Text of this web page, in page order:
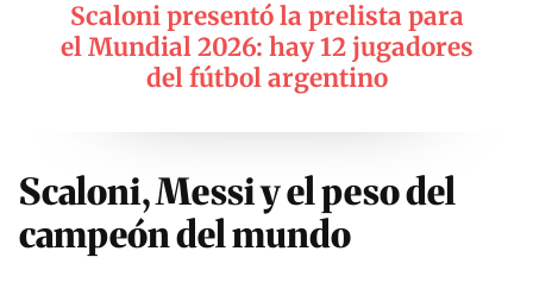
Scaloni presentó la prelista para
el Mundial 2026: hay 12 jugadores
del fútbol argentino
Scaloni, Messi y el peso del
campeón del mundo